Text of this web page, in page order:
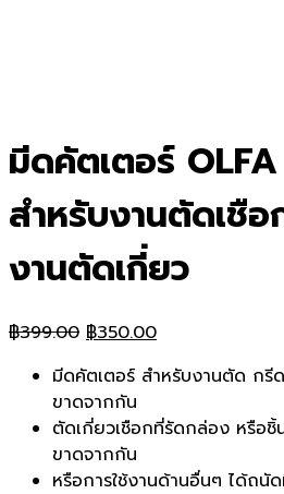
มีดคัตเตอร์
สำหรับงานตัดเชื
งานตัดเกี่ยว
฿399.00 Original
was:
฿399.00.
฿350.00Current
is:
฿350.00.
มีดคัตเตอร์ สำหรับงานตัด กรี
ขาดจากกัน
ตัดเกี่ยวเชือกที่รัดกล่อง หรือ
ขาดจากกัน
หรือการใช้งานด้านอื่นๆ ได้ถนั